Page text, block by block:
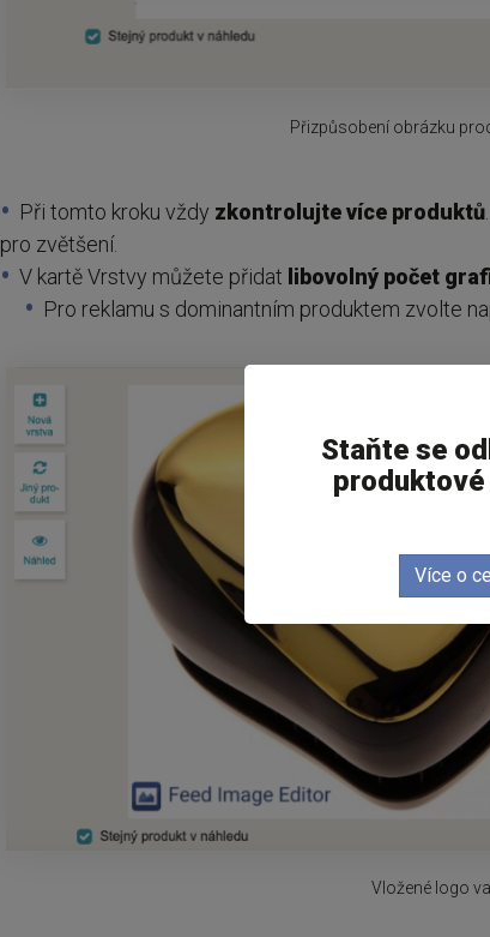
Přizpůsobení obrázku
Při tomto kroku vždy zkontrolujte více produktů
pro zvětšení.
V kartě Vrstvy můžete přidat libovolný počet
Pro reklamu s dominantním produktem zvolte
Vložené logo
Staňte se
Více o